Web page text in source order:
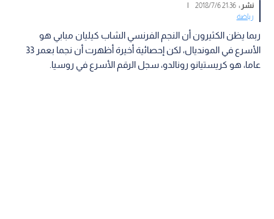
نشر :21:36 2018/7/6
|
رياضة
ربما يظن الكثيرون أن النجم الفرنسي الشاب كيليان مبابي هو
الأسرع في المونديال، لكن إحصائية أخيرة أظهرت أن نجما بعمر 33
عاما، هو كريستيانو رونالدو، سجل الرقم الأسرع في روسيا.